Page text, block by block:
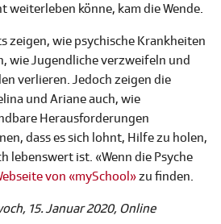
weiterleben könne, kam die Wende.
zeigen, wie psychische Krankheiten
wie Jugendliche verzweifeln und
verlieren. Jedoch zeigen die
und Ariane auch, wie
Herausforderungen
dass es sich lohnt, Hilfe zu holen,
lebenswert ist. «Wenn die Psyche
von «mySchool»zu finden.
15. Januar 2020, Online